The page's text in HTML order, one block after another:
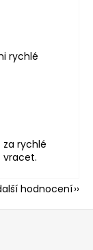
rychlé
za rychlé
vracet.
hodnocení